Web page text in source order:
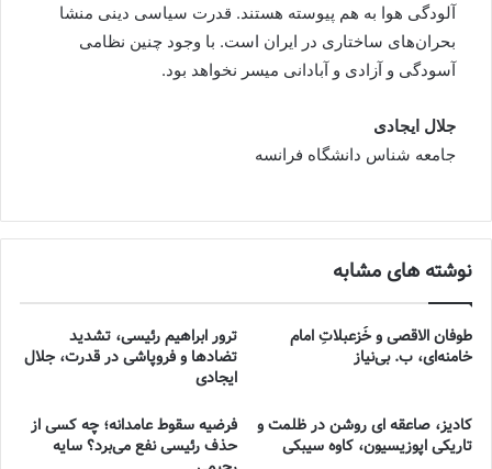
آلودگی هوا به هم پیوسته هستند. قدرت سیاسی دینی منشا
بحران‌های ساختاری در ایران است. با وجود چنین نظامی
آسودگی و آزادی و آبادانی میسر نخواهد بود.
جلال ایجادی
جامعه شناس دانشگاه فرانسه
نوشته های مشابه
طوفان الاقصی و خُزعبلاتِ امام
خامنه‌ای، ب. بی‌نیاز
ترور ابراهیم رئیسی، تشدید
تضادها و فروپاشی در قدرت، جلال
ایجادی
کادیز، صاعقه ای روشن در ظلمت و
تاریکی اپوزیسیون، کاوه سیبکی
فرضیه سقوط عامدانه؛ چه کسی از
حذف رئیسی نفع می‌برد؟ سایه